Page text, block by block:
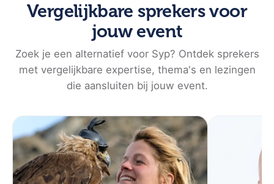
Vergelijkbare sprekers voor
jouw event
Zoek je een alternatief voor Syp? Ontdek sprekers
met vergelijkbare expertise, thema's en lezingen
die aansluiten bij jouw event.